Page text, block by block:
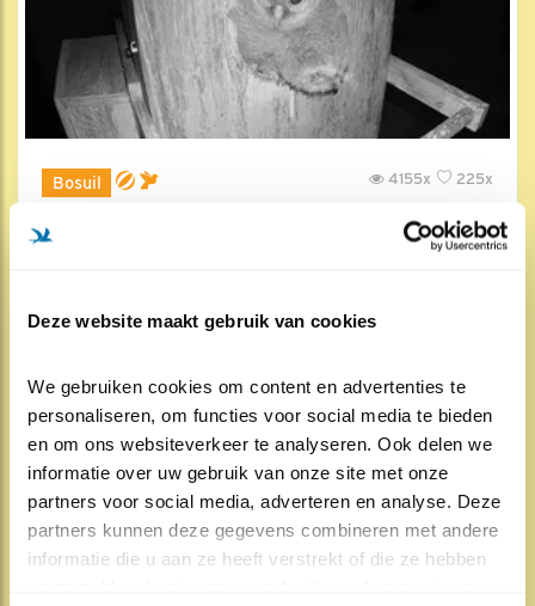
Deze website maakt gebruik van cookies
We gebruiken cookies om content en advertenties te
personaliseren, om functies voor social media te bieden
en om ons websiteverkeer te analyseren. Ook delen we
informatie over uw gebruik van onze site met onze
partners voor social media, adverteren en analyse. Deze
partners kunnen deze gegevens combineren met andere
informatie die u aan ze heeft verstrekt of die ze hebben
Bosuil 225x
4155x
Takkeling laat zich horen